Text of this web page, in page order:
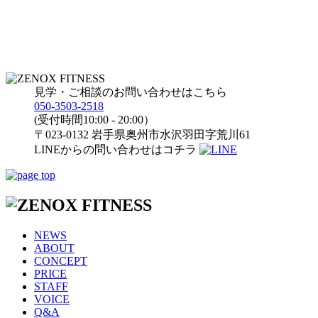
見学・ご相談のお問い合わせはこちら
050-3503-2518
(受付時間10:00 - 20:00）
〒023-0132 岩手県奥州市水沢羽田字荒川61
LINEからの問い合わせはコチラ
NEWS
ABOUT
CONCEPT
PRICE
STAFF
VOICE
Q&A